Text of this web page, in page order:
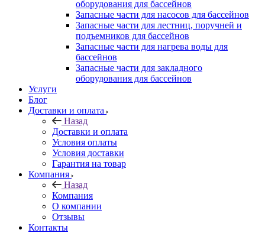
оборудования для бассейнов
Запасные части для насосов для бассейнов
Запасные части для лестниц, поручней и
подъемников для бассейнов
Запасные части для нагрева воды для
бассейнов
Запасные части для закладного
оборудования для бассейнов
Услуги
Блог
Доставки и оплата
Назад
Доставки и оплата
Условия оплаты
Условия доставки
Гарантия на товар
Компания
Назад
Компания
О компании
Отзывы
Контакты